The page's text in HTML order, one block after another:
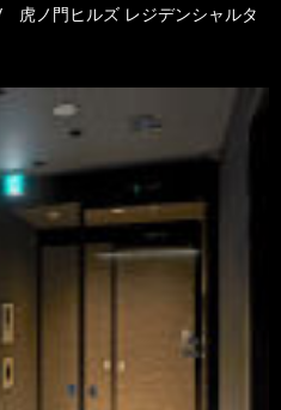
ノ門ヒルズ レジデンシャルタ